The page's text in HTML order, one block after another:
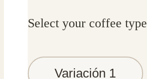
Select your coffee type
Variación 1